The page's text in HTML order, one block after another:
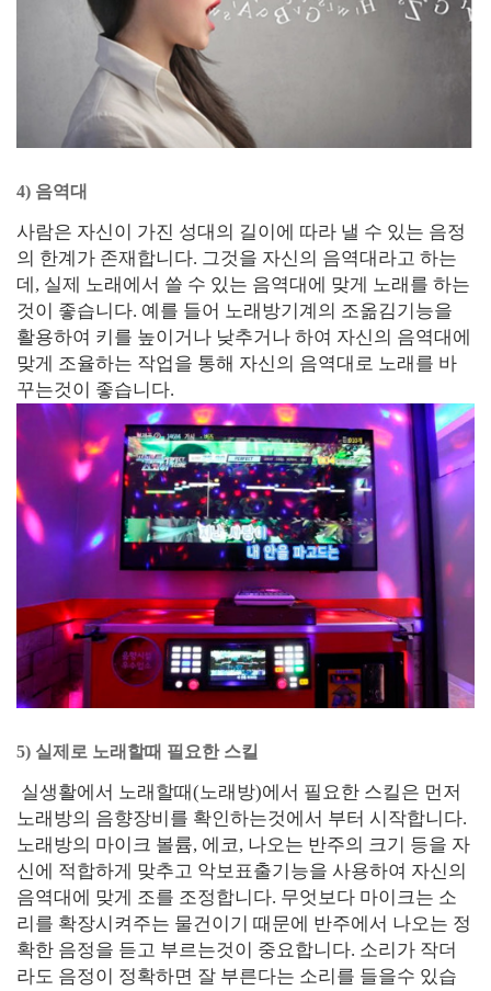
4) 음역대
사람은 자신이 가진 성대의 길이에 따라 낼 수 있는 음정
의 한계가 존재합니다. 그것을 자신의 음역대라고 하는
데, 실제 노래에서 쓸 수 있는 음역대에 맞게 노래를 하는
것이 좋습니다. 예를 들어 노래방기계의 조옮김기능을
활용하여 키를 높이거나 낮추거나 하여 자신의 음역대에
맞게 조율하는 작업을 통해 자신의 음역대로 노래를 바
꾸는것이 좋습니다.
5) 실제로 노래할때 필요한 스킬
실생활에서 노래할때(노래방)에서 필요한 스킬은 먼저
노래방의 음향장비를 확인하는것에서 부터 시작합니다.
노래방의 마이크 볼륨, 에코, 나오는 반주의 크기 등을 자
신에 적합하게 맞추고 악보표출기능을 사용하여 자신의
음역대에 맞게 조를 조정합니다. 무엇보다 마이크는 소
리를 확장시켜주는 물건이기 때문에 반주에서 나오는 정
확한 음정을 듣고 부르는것이 중요합니다. 소리가 작더
라도 음정이 정확하면 잘 부른다는 소리를 들을수 있습